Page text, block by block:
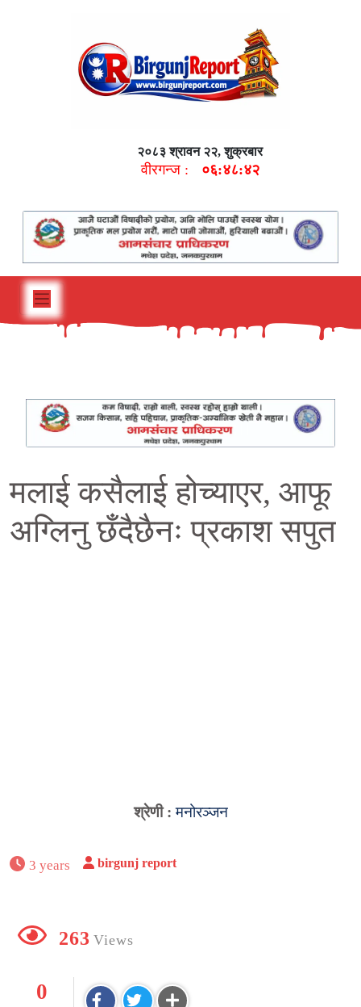
२०८३ श्रावन २२, शुक्रबार
वीरगन्ज : ०६:४८:४३
मलाई कसैलाई होच्याएर, आफू
अग्लिनु छँदैछैनः प्रकाश सपुत
श्रेणी :मनोरञ्जन
3 years birgunj report
263 Views
0